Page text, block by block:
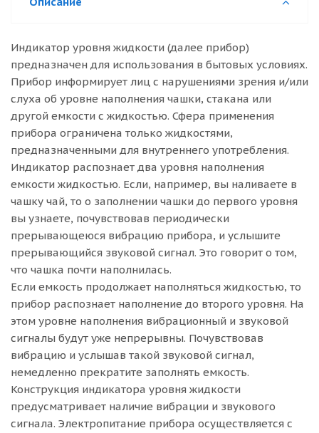
Индикатор уровня жидкости (далее прибор)
предназначен для использования в бытовых условиях.
Прибор информирует лиц с нарушениями зрения и/или
слуха об уровне наполнения чашки, стакана или
другой емкости с жидкостью. Сфера применения
прибора ограничена только жидкостями,
предназначенными для внутреннего употребления.
Индикатор распознает два уровня наполнения
емкости жидкостью. Если, например, вы наливаете в
чашку чай, то о заполнении чашки до первого уровня
вы узнаете, почувствовав периодически
прерывающеюся вибрацию прибора, и услышите
прерывающийся звуковой сигнал. Это говорит о том,
что чашка почти наполнилась.
Если емкость продолжает наполняться жидкостью, то
прибор распознает наполнение до второго уровня. На
этом уровне наполнения вибрационный и звуковой
сигналы будут уже непрерывны. Почувствовав
вибрацию и услышав такой звуковой сигнал,
немедленно прекратите заполнять емкость.
Конструкция индикатора уровня жидкости
предусматривает наличие вибрации и звукового
сигнала. Электропитание прибора осуществляется с